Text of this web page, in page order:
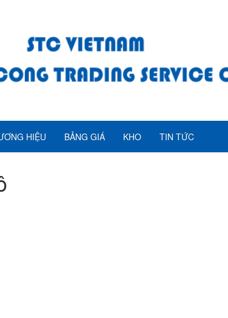
HIỆU BẢNG GIÁ KHO TIN TỨC